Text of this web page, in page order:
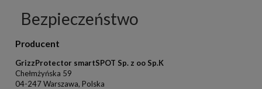
Bezpieczeństwo
Producent
GrizzProtector smartSPOT Sp. z oo Sp.K
Chełmżyńska 59
04-247 Warszawa, Polska